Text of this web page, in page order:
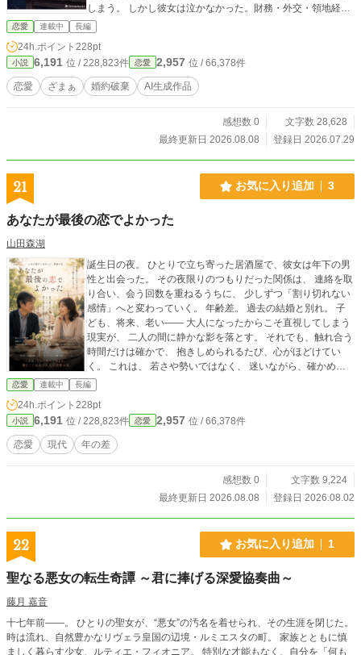
しまう。 しかし彼女は泣かなかった。財務・外交・領地経
営・薬草学――王太子妃として身につけたすべての知識と技
術は、誰にも評価されなかったが、決して無駄ではなかっ
た。 朽ちかけた修道院で、彼女は自らの手で改革を始める。
食料庫の整理、薬草園の復興、村人たちとの信頼構築。地道
な努力はやがて「奇跡の修道女」として評判を呼び、その手
腕は辺境伯の目に留まる。荒廃した要塞都市ノルデンフェル
せ、兵士たちの健康を取り戻す。そして隣国プロイセンとの
戦争においても、実務と情報戦略で劣勢を覆す。 一方、王都
は我先に逃げ出し、国は崩壊の危機に瀕する。 「……私はメ
取りで、王国の命運をその手に握る――。
恋愛 連載中 長編
24h.ポイント 228pt
小説 6,191 位 / 228,823件 恋愛 2,957 位 / 66,378件
恋愛 ざまぁ 婚約破棄 AI生成作品
感想数 0
文字数 28,628
最終更新日 2026.08.08
登録日 2026.07.29
21 お気に入り追加 3
あなたが最後の恋でよかった
山田森湖
誕生日の夜。 ひとりで立ち寄った居酒屋で、彼女は年下の男
性と出会った。 その夜限りのつもりだった関係は、 連絡を取
り合い、会う回数を重ねるうちに、 少しずつ「割り切れない
感情」へと変わっていく。 年齢差。 過去の結婚と別れ。 子
ども、将来、老い—— 大人になったからこそ直視してしまう
現実が、 二人の間に静かな影を落とす。 それでも、触れ合う
時間だけは確かで、 抱きしめられるたび、心がほどけてい
く。 これは、 若さや勢いではなく、 迷いながら、確かめな
がら、 「この人と生きたい」と思ってしまった二人の物語。
恋愛 連載中 長編
24h.ポイント 228pt
小説 6,191 位 / 228,823件 恋愛 2,957 位 / 66,378件
恋愛 現代 年の差
感想数 0
文字数 9,224
最終更新日 2026.08.08
登録日 2026.08.02
22 お気に入り追加 1
聖なる悪女の転生奇譚 ～君に捧げる深愛協奏曲～
藤月 嘉音
十七年前――。 ひとりの聖女が、“悪女”の汚名を着せられ、その生涯を閉じた。
時は流れ、自然豊かなリヴェラ皇国の辺境・ルミエスタの町。 家族とともに慎
ましく暮らす少女、ルティエ・フィオニア。 特別な才能もなく、自分を「何も